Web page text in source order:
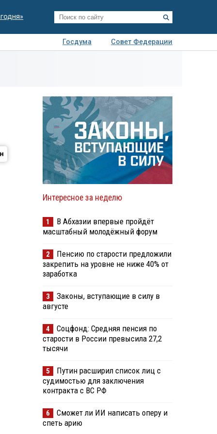
Госдума
Совет Федерации
Интересное за неделю
1
В Абхазии впервые пройдёт
масштабный молодёжный форум
2
Пенсию по старости предложили
закрепить на уровне не ниже 40% от
заработка
3
Законы, вступающие в силу в
августе
4
Соцфонд: Средняя пенсия по
старости в России превысила 27,2
тысячи
5
Путин расширил список лиц с
судимостью для заключения
контракта с ВС РФ
6
Сможет ли ИИ написать оперу и
спеть арию